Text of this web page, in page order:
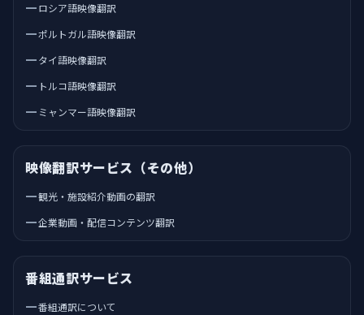
ロシア語映像翻訳
ポルトガル語映像翻訳
タイ語映像翻訳
トルコ語映像翻訳
ミャンマー語映像翻訳
映像翻訳サービス（その他）
観光・施設紹介動画の翻訳
企業動画・配信コンテンツ翻訳
番組通訳サービス
番組通訳について